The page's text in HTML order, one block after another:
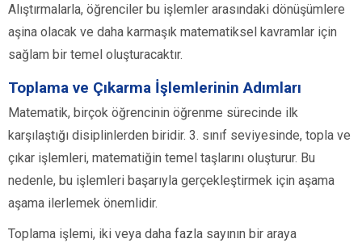
Alıştırmalarla, öğrenciler bu işlemler arasındaki dönüşümlere
aşina olacak ve daha karmaşık matematiksel kavramlar için
sağlam bir temel oluşturacaktır.
Toplama ve Çıkarma İşlemlerinin Adımları
Matematik, birçok öğrencinin öğrenme sürecinde ilk
karşılaştığı disiplinlerden biridir. 3. sınıf seviyesinde, topla ve
çıkar işlemleri, matematiğin temel taşlarını oluşturur. Bu
nedenle, bu işlemleri başarıyla gerçekleştirmek için aşama
aşama ilerlemek önemlidir.
Toplama işlemi, iki veya daha fazla sayının bir araya